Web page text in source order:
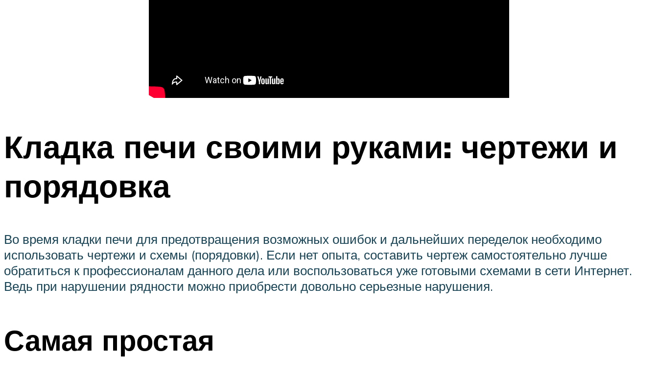
Кладка печи своими руками: чертежи и
порядовка
Во время кладки печи для предотвращения возможных ошибок и дальнейших переделок необходимо
использовать чертежи и схемы (порядовки). Если нет опыта, составить чертеж самостоятельно лучше
обратиться к профессионалам данного дела или воспользоваться уже готовыми схемами в сети Интернет.
Ведь при нарушении рядности можно приобрести довольно серьезные нарушения.
Самая простая